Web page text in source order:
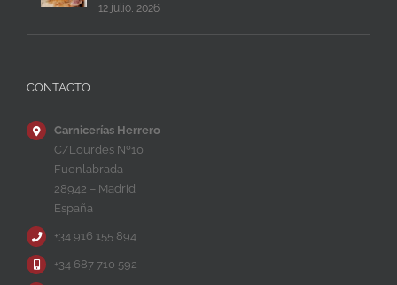
12 julio, 2026
CONTACTO
Carnicerías Herrero
C/Lourdes Nº10
Fuenlabrada
28942 – Madrid
España
+34 916 155 894
+34 687 710 592